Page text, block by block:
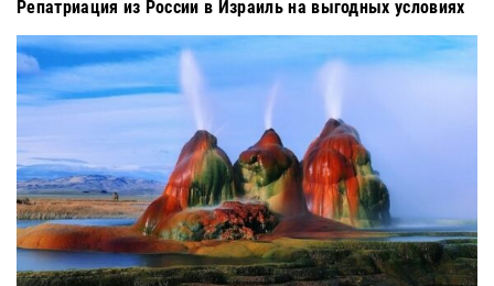
Репатриация из России в Израиль на выгодных условиях